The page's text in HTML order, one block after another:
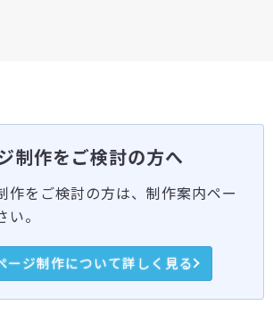
制作をご検討の方へ
作をご検討の方は、制作案内ペー
い。
ージ制作について詳しく見る